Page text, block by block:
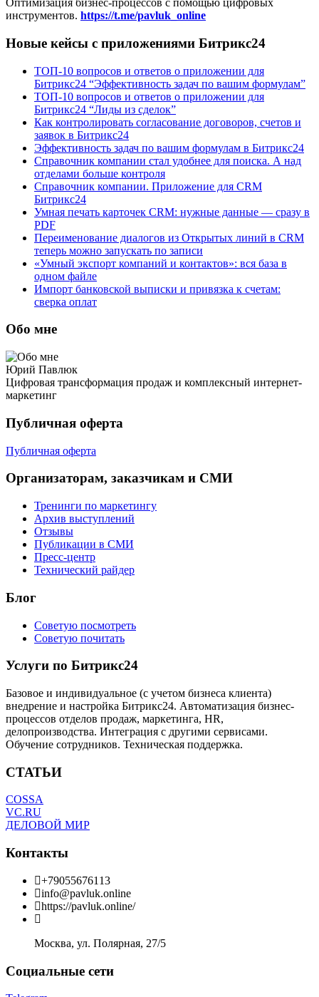
Оптимизация бизнес-процессов с помощью цифровых
инструментов. https://t.me/pavluk_online
Новые кейсы с приложениями Битрикс24
ТОП-10 вопросов и ответов о приложении для
Битрикс24 “Эффективность задач по вашим формулам”
ТОП-10 вопросов и ответов о приложении для
Битрикс24 “Лиды из сделок”
Как контролировать согласование договоров, счетов и
заявок в Битрикс24
Эффективность задач по вашим формулам в Битрикс24
Справочник компании стал удобнее для поиска. А над
отделами больше контроля
Справочник компании. Приложение для CRM
Битрикс24
Умная печать карточек CRM: нужные данные — сразу в
PDF
Переименование диалогов из Открытых линий в CRM
теперь можно запускать по записи
«Умный экспорт компаний и контактов»: вся база в
одном файле
Импорт банковской выписки и привязка к счетам:
сверка оплат
Обо мне
Юрий Павлюк
Цифровая трансформация продаж и комплексный интернет-
маркетинг
Публичная оферта
Публичная оферта
Организаторам, заказчикам и СМИ
Тренинги по маркетингу
Архив выступлений
Отзывы
Публикации в СМИ
Пресс-центр
Технический райдер
Блог
Советую посмотреть
Советую почитать
Услуги по Битрикс24
Базовое и индивидуальное (с учетом бизнеса клиента)
внедрение и настройка Битрикс24. Автоматизация бизнес-
процессов отделов продаж, маркетинга, HR,
делопроизводства. Интеграция с другими сервисами.
Обучение сотрудников. Техническая поддержка.
СТАТЬИ
COSSA
VC.RU
ДЕЛОВОЙ МИР
Контакты
+79055676113
info@pavluk.online
https://pavluk.online/
Москва, ул. Полярная, 27/5
Социальные сети